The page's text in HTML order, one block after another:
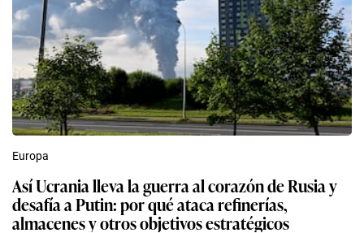
Europa
Así Ucrania lleva la guerra al corazón de Rusia y
desafía a Putin: por qué ataca refinerías,
almacenes y otros objetivos estratégicos
Roger Zuzunaga Ruiz